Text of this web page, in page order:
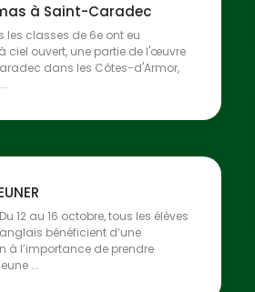
à Saint-Caradec
les classes de 6e ont eu
ciel ouvert, une partie de l'œuvre
dans les Côtes-d'Armor,
12 au 16 octobre, tous les élèves
bénéficient d’une
à l’importance de prendre
...